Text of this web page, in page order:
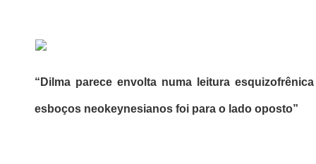
“Dilma parece envolta numa leitura
esboços neokeynesianos foi para o lado oposto”